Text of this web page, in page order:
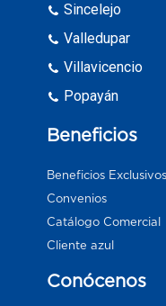
Sincelejo
Valledupar
Villavicencio
Popayán
Beneficios
Beneficios Exclusivos
Convenios
Catálogo Comercial
Cliente azul
Conócenos